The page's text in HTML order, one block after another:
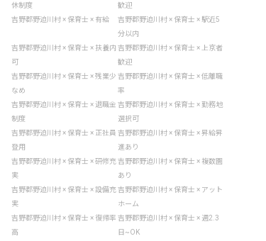
休制度
歓迎
吉野郡野迫川村 × 保育士 × 有給
吉野郡野迫川村 × 保育士 × 駅近5
分以内
吉野郡野迫川村 × 保育士 × 扶養内
可
吉野郡野迫川村 × 保育士 × 上京者
歓迎
吉野郡野迫川村 × 保育士 × 残業少
なめ
吉野郡野迫川村 × 保育士 × 低離職
率
吉野郡野迫川村 × 保育士 × 退職金
制度
吉野郡野迫川村 × 保育士 × 勤務地
選択可
吉野郡野迫川村 × 保育士 × 正社員
登用
吉野郡野迫川村 × 保育士 × 昇給昇
進あり
吉野郡野迫川村 × 保育士 × 研修充
実
吉野郡野迫川村 × 保育士 × 複数園
あり
吉野郡野迫川村 × 保育士 × 設備充
実
吉野郡野迫川村 × 保育士 × アット
ホーム
吉野郡野迫川村 × 保育士 × 復帰率
高
吉野郡野迫川村 × 保育士 × 週2.3
日~OK